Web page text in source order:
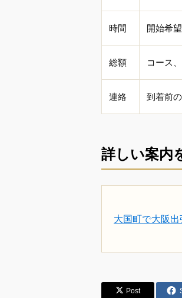
時間 開始希
総額 コース
連絡 到着前
詳しい案内
大国町で大阪
Post